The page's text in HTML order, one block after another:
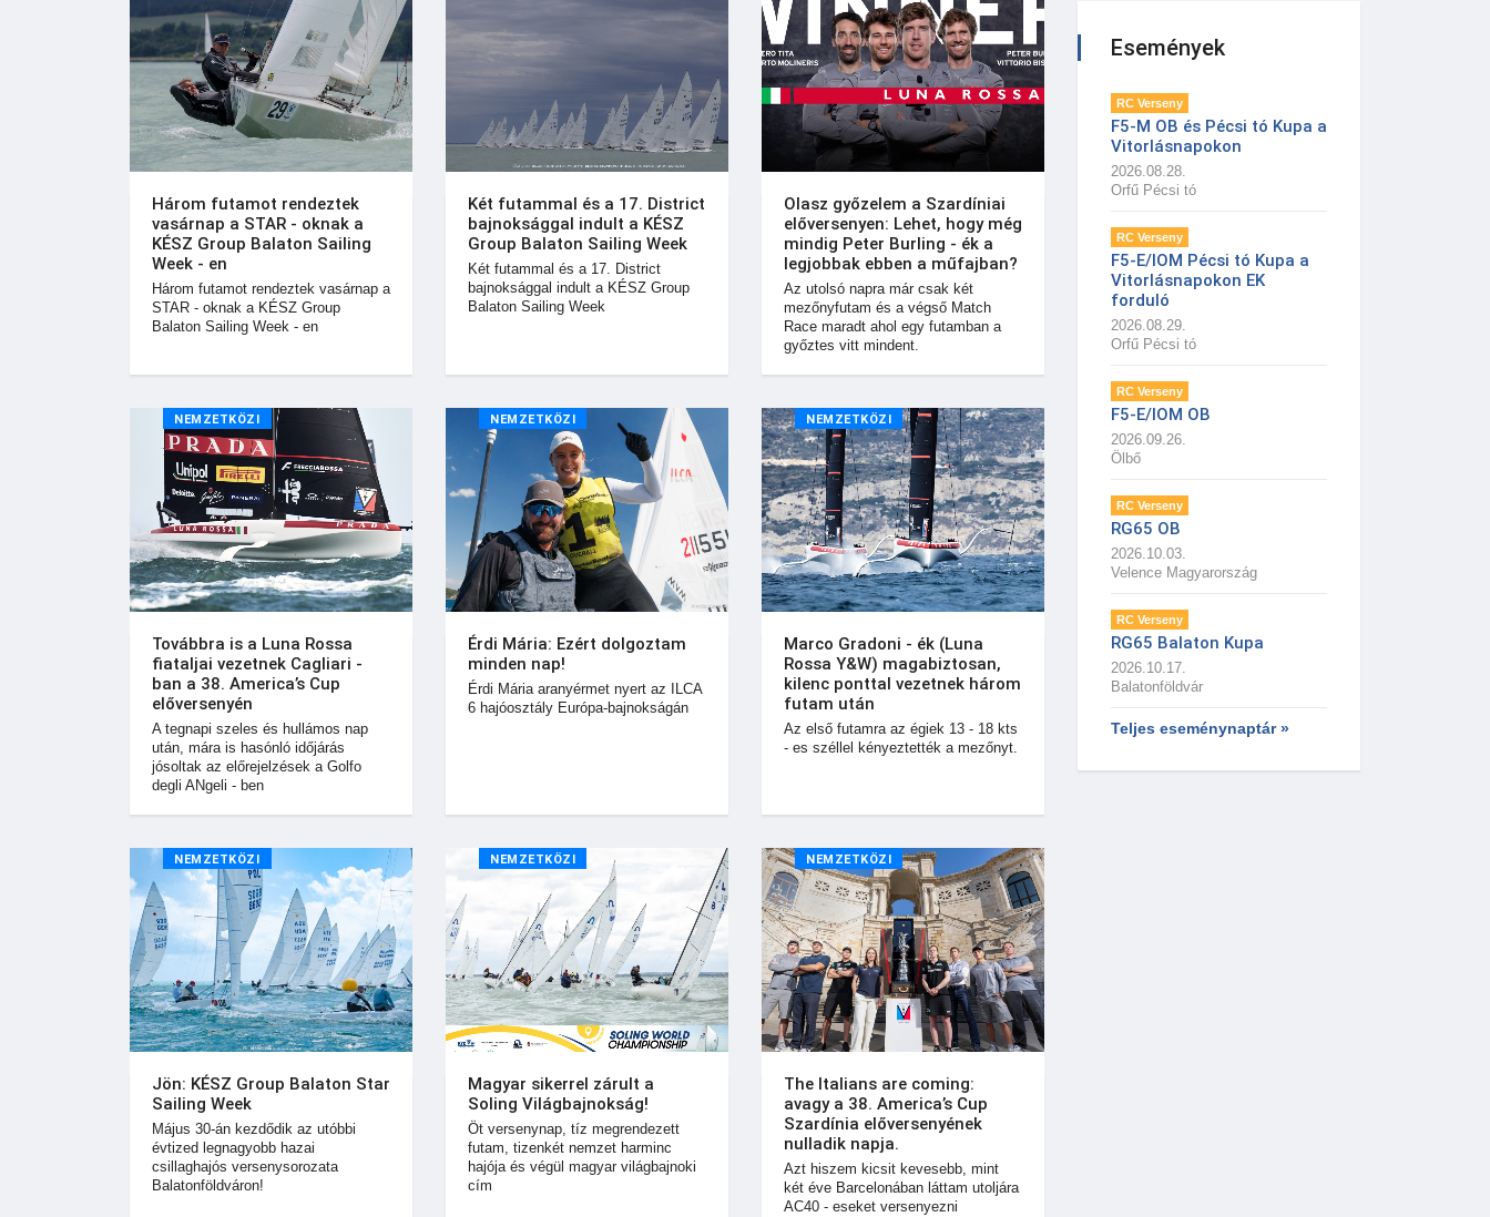
Három futamot rendeztek
vasárnap a STAR - oknak a
KÉSZ Group Balaton Sailing
Week - en
Három futamot rendeztek vasárnap a
STAR - oknak a KÉSZ Group
Balaton Sailing Week - en
Két futammal és a 17. District
bajnoksággal indult a KÉSZ
Group Balaton Sailing Week
Két futammal és a 17. District
bajnoksággal indult a KÉSZ Group
Balaton Sailing Week
Olasz győzelem a Szardíniai
előversenyen: Lehet, hogy még
mindig Peter Burling - ék a
legjobbak ebben a műfajban?
Az utolsó napra már csak két
mezőnyfutam és a végső Match
Race maradt ahol egy futamban a
győztes vitt mindent.
NEMZETKÖZI
Továbbra is a Luna Rossa
fiataljai vezetnek Cagliari -
ban a 38. America’s Cup
előversenyén
A tegnapi szeles és hullámos nap
után, mára is hasónló időjárás
jósoltak az előrejelzések a Golfo
degli ANgeli - ben
NEMZETKÖZI
Érdi Mária: Ezért dolgoztam
minden nap!
Érdi Mária aranyérmet nyert az ILCA
6 hajóosztály Európa-bajnokságán
NEMZETKÖZI
Marco Gradoni - ék (Luna
Rossa Y&W) magabiztosan,
kilenc ponttal vezetnek három
futam után
Az első futamra az égiek 13 - 18 kts
- es széllel kényeztették a mezőnyt.
NEMZETKÖZI
Jön: KÉSZ Group Balaton Star
Sailing Week
Május 30-án kezdődik az utóbbi
évtized legnagyobb hazai
csillaghajós versenysorozata
Balatonföldváron!
NEMZETKÖZI
Magyar sikerrel zárult a
Soling Világbajnokság!
Öt versenynap, tíz megrendezett
futam, tizenkét nemzet harminc
hajója és végül magyar világbajnoki
cím
NEMZETKÖZI
The Italians are coming:
avagy a 38. America’s Cup
Szardínia előversenyének
nulladik napja.
Azt hiszem kicsit kevesebb, mint
két éve Barcelonában láttam utoljára
AC40 - eseket versenyezni
Események
RC Verseny
F5-M OB és Pécsi tó Kupa a
Vitorlásnapokon
2026.08.28.
Orfű Pécsi tó
RC Verseny
F5-E/IOM Pécsi tó Kupa a
Vitorlásnapokon EK
forduló
2026.08.29.
Orfű Pécsi tó
RC Verseny
F5-E/IOM OB
2026.09.26.
Ölbő
RC Verseny
RG65 OB
2026.10.03.
Velence Magyarország
RC Verseny
RG65 Balaton Kupa
2026.10.17.
Balatonföldvár
Teljes eseménynaptár »